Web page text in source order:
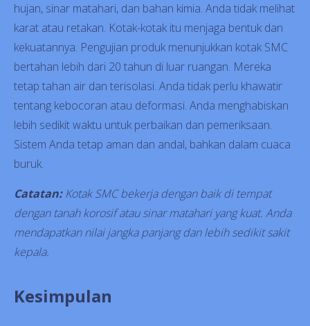
hujan, sinar matahari, dan bahan kimia. Anda tidak melihat
karat atau retakan. Kotak-kotak itu menjaga bentuk dan
kekuatannya. Pengujian produk menunjukkan kotak SMC
bertahan lebih dari 20 tahun di luar ruangan. Mereka
tetap tahan air dan terisolasi. Anda tidak perlu khawatir
tentang kebocoran atau deformasi. Anda menghabiskan
lebih sedikit waktu untuk perbaikan dan pemeriksaan.
Sistem Anda tetap aman dan andal, bahkan dalam cuaca
buruk.
Catatan:Kotak SMC bekerja dengan baik di tempat
dengan tanah korosif atau sinar matahari yang kuat. Anda
mendapatkan nilai jangka panjang dan lebih sedikit sakit
kepala.
Kesimpulan